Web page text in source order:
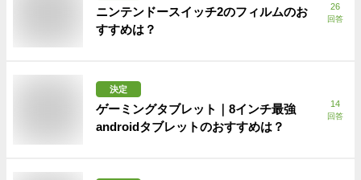
ニンテンドースイッチ2のフィルムのお
すすめは？
26
回答
決定
ゲーミングタブレット｜8インチ最強
androidタブレットのおすすめは？
14
回答